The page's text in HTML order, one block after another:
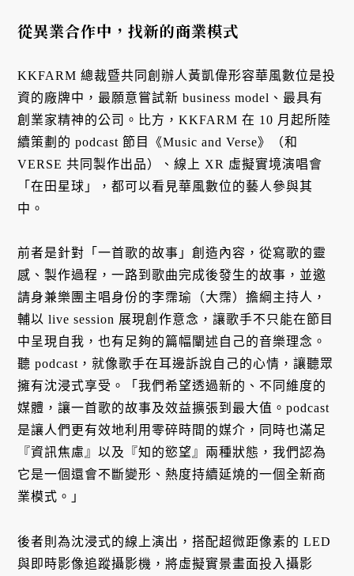
從異業合作中，找新的商業模式
KKFARM 總裁暨共同創辦人黃凱偉形容華風數位是投
資的廠牌中，最願意嘗試新 business model、最具有
創業家精神的公司。比方，KKFARM 在 10 月起所陸
續策劃的 podcast 節目《Music and Verse》（和
VERSE 共同製作出品）、線上 XR 虛擬實境演唱會
「在田星球」，都可以看見華風數位的藝人參與其
中。
前者是針對「一首歌的故事」創造內容，從寫歌的靈
感、製作過程，一路到歌曲完成後發生的故事，並邀
請身兼樂團主唱身份的李霈瑜（大霈）擔綱主持人，
輔以 live session 展現創作意念，讓歌手不只能在節目
中呈現自我，也有足夠的篇幅闡述自己的音樂理念。
聽 podcast，就像歌手在耳邊訴說自己的心情，讓聽眾
擁有沈浸式享受。「我們希望透過新的、不同維度的
媒體，讓一首歌的故事及效益擴張到最大值。podcast
是讓人們更有效地利用零碎時間的媒介，同時也滿足
『資訊焦慮』以及『知的慾望』兩種狀態，我們認為
它是一個還會不斷變形、熱度持續延燒的一個全新商
業模式。」
後者則為沈浸式的線上演出，搭配超微距像素的 LED
與即時影像追蹤攝影機，將虛擬實景畫面投入攝影